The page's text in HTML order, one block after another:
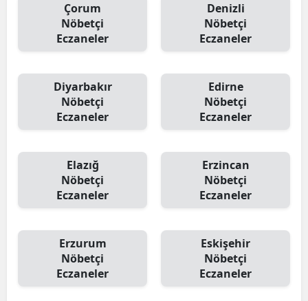
Çorum
Nöbetçi
Eczaneler
Denizli
Nöbetçi
Eczaneler
Diyarbakır
Nöbetçi
Eczaneler
Edirne
Nöbetçi
Eczaneler
Elazığ
Nöbetçi
Eczaneler
Erzincan
Nöbetçi
Eczaneler
Erzurum
Nöbetçi
Eczaneler
Eskişehir
Nöbetçi
Eczaneler